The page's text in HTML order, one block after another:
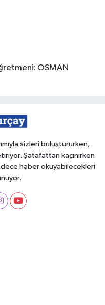
OSMAN
sizleri buluştururken,
Şatafattan kaçınırken
haber okuyabilecekleri